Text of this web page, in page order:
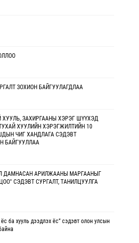
ЗОХИОН БАЙГУУЛАГДЛАА
ХУУЛЬ, ЗАХИРГААНЫ ХЭРЭГ ШҮҮХЭД
ХУУЛИЙН ХЭРЭГЖИЛТИЙН 10
ЧИГ ХАНДЛАГА СЭДЭВТ
БАЙГУУЛЛАА
ДАМНАСАН АРИЛЖААНЫ МАРГААНЫГ
СЭДЭВТ СУРГАЛТ, ТАНИЛЦУУЛГА
ба хууль дээдлэх ёс” сэдэвт олон улсын